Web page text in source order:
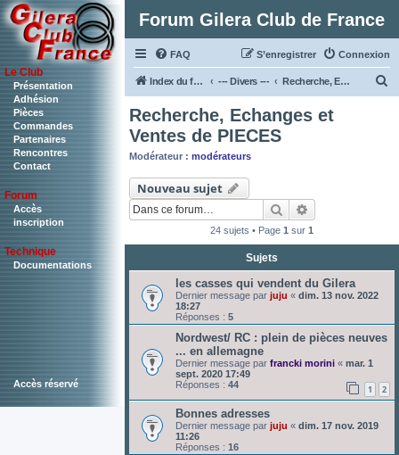
Le Club
Présentation
Adhésion
Pièces
Commandes
Partenaires
Rencontres
Contact
Forum
Accès
inscription
Technique
Documentations
Accès réservé
Forum Gilera Club de France
FAQ Connexion
S’enregistrer
Index du forum --- Divers --- Recherche, Echanges et Ventes de PIECES
r
Recherche, Echanges et
Ventes de PIECES
Modérateur : modérateurs
Nouveau sujet
Rechercher
24 sujets • Page 1 sur 1
Sujets
les casses qui vendent du Gilera
Dernier message par juju « dim. 13 nov. 2022
18:27
Réponses : 5
Nordwest/ RC : plein de pièces neuves
... en allemagne
Dernier message par francki morini « mar. 1
sept. 2020 17:49
Réponses : 44 1 2
Bonnes adresses
Dernier message par juju « dim. 17 nov. 2019
11:26
Réponses : 16